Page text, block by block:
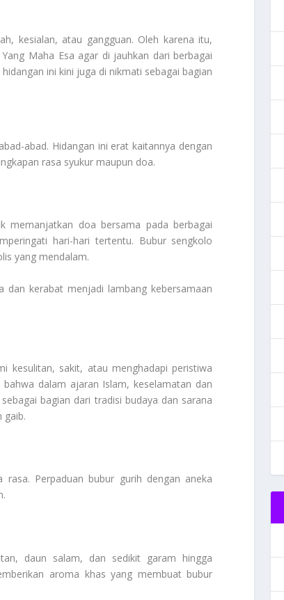
kesialan, atau gangguan. Oleh karena itu,
Maha Esa agar di jauhkan dari berbagai
ini kini juga di nikmati sebagai bagian
abad. Hidangan ini erat kaitannya dengan
rasa syukur maupun doa.
memanjatkan doa bersama pada berbagai
hari-hari tertentu. Bubur sengkolo
yang mendalam.
dan kerabat menjadi lambang kebersamaan
kesulitan, sakit, atau menghadapi peristiwa
dalam ajaran Islam, keselamatan dan
bagian dari tradisi budaya dan sarana
gaib.
Perpaduan bubur gurih dengan aneka
daun salam, dan sedikit garam hingga
aroma khas yang membuat bubur